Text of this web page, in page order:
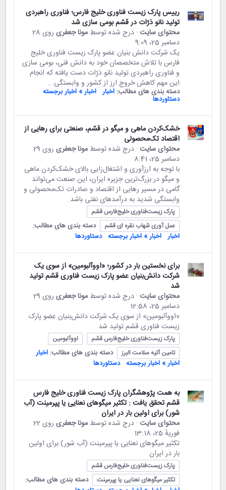
رییس پارک زیست فناوری خلیج‌ فارس؛ فناوری راهبردی
تولید نانو ذرّات در قشم بومی ‌سازی شد
محتوای سایت · درج شده توسط مونا جعفری
روی 28
دسامبر 25،‏ 9:09
یک شرکت دانش بنیان عضو پارک زیست فناوری خلیج
فارس با تلاش متخصصان خود به دانش فنی، بومی ‌سازی
و فناوری راهبردی تولید نانو ذرّات دست یافته که انجام
این مهم کاهش خروج ارز از کشور و وابستگی...
دسته بندی های مطالب: اخبار اخبار » اخبار برجسته
دستاوردها
خشک‌کردن ماهی و میگو در قشم، صنعتی برای رهایی از
اقتصاد تک‌محصولی
محتوای سایت · درج شده توسط مونا جعفری
روی 29
دسامبر 25،‏ 8:41
با توجه به ارزآوری و اشتغال‌زایی بالای خشک‌کردن ماهی
و میگو در بزرگ‌ترین جزیره ایران، این صنعت می‌تواند
گامی در مسیر رهایی از اقتصاد و صادرات تک‌محصولی و
وابستگی شدید به درآمدهای نفتی باشد.
پارک زیست‌فناوری خلیج‌فارس قشم
عمل آوری شهاب نقره ای قشم
دسته بندی های مطالب:
اخبار اخبار » اخبار برجسته دستاوردها
برای نخستین بار در کشور؛ «اووآلبومین» از سوی یک
شرکت دانش‌بنیان عضو پارک زیست فناوری قشم تولید
شد
محتوای سایت · درج شده توسط مونا جعفری
روی 29
دسامبر 25،‏ 12:58
«اووآلبومین» از سوی یک شرکت دانش‌بنیان عضو پارک
زیست فناوری قشم تولید شد
پارک زیست‌فناوری خلیج‌فارس قشم
اووآلبومین
تامین آتیه سلامت البرز
دسته بندی های مطالب: اخبار
اخبار » اخبار برجسته دستاوردها
به همت پژوهشگران پارک زیست فناوری خلیج فارس
قشم تحقق یافت : تکثیر میگوهای نعنایی یا پپرمینت (آب
شور) برای اولین بار در ایران
محتوای سایت · درج شده توسط مونا جعفری
روی 22
فوریهٔ 25،‏ 13:18
تکثیر میگوهای نعنایی یا پپرمینت (آب شور) برای اولین
بار در ایران
پارک زیست‌فناوری خلیج‌فارس قشم
تکثیر میگوهای نعنایی یا پپرمینت
دسته بندی های مطالب: